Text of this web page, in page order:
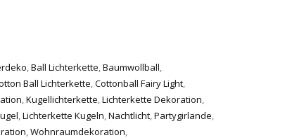
,Ball Lichterkette,Baumwollball,
Ball Lichterkette,Cottonball Fairy Light,
,Kugellichterkette,Lichterkette Dekoration,
,Lichterkette Kugeln,Nachtlicht,Partygirlande,
,Wohnraumdekoration,